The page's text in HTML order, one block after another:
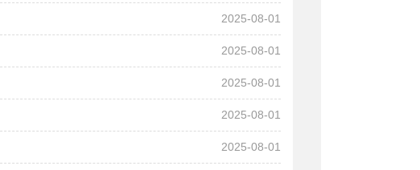
2025-08-01
2025-08-01
2025-08-01
2025-08-01
2025-08-01